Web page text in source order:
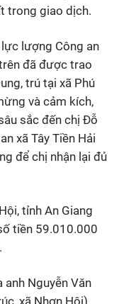
trong giao dịch.
lượng Công an
đã được trao
trú tại xã Phú
và cảm kích,
sắc đến chị Đỗ
xã Tây Tiền Hải
để chị nhận lại đủ
tỉnh An Giang
tiền 59.010.000
Nguyễn Văn
xã Nhơn Hội)